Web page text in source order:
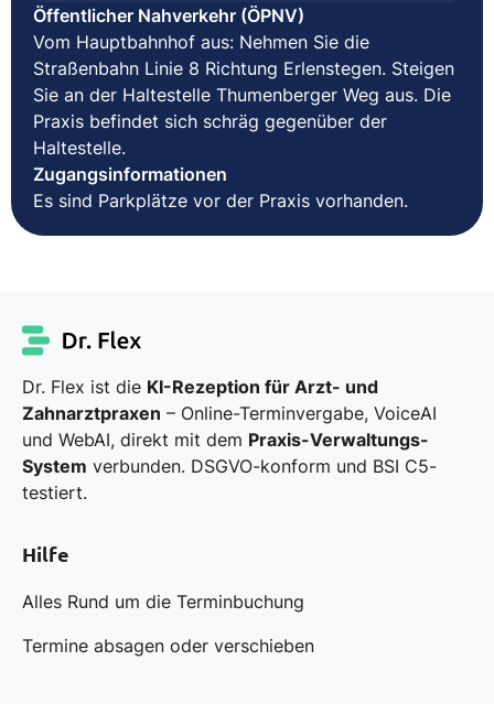
Öffentlicher Nahverkehr (ÖPNV)
Vom Hauptbahnhof aus: Nehmen Sie die
Straßenbahn Linie 8 Richtung Erlenstegen. Steigen
Sie an der Haltestelle Thumenberger Weg aus. Die
Praxis befindet sich schräg gegenüber der
Haltestelle.
Zugangsinformationen
Es sind Parkplätze vor der Praxis vorhanden.
Dr. Flex ist die KI-Rezeption für Arzt- und
Zahnarztpraxen – Online-Terminvergabe, VoiceAI
und WebAI, direkt mit dem Praxis-Verwaltungs-
System verbunden. DSGVO-konform und BSI C5-
testiert.
Hilfe
Alles Rund um die Terminbuchung
Termine absagen oder verschieben